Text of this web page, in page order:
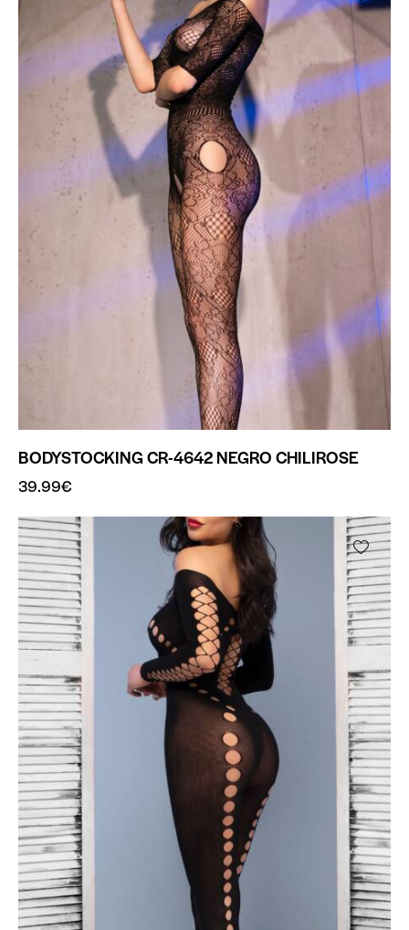
BODYSTOCKING CR-4642 NEGRO CHILIROSE
39.99€